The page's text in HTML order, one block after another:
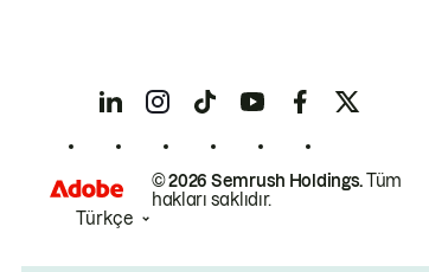
© 2026 Semrush Holdings.Tüm
hakları saklıdır.
Türkçe